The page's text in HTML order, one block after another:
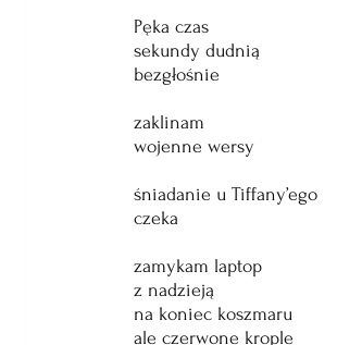
Pęka czas
sekundy dudnią
bezgłośnie
zaklinam
wojenne wersy
śniadanie u Tiffany’ego
czeka
zamykam laptop
z nadzieją
na koniec koszmaru
ale czerwone krople